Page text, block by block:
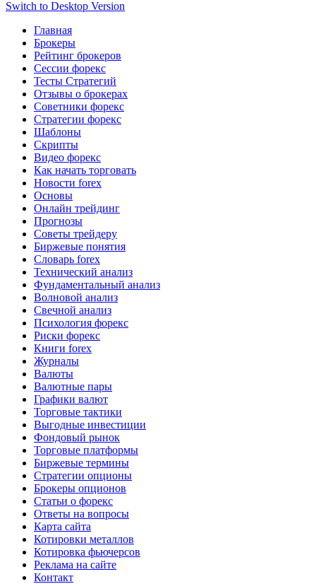
Switch to Desktop Version
Главная
Брокеры
Рейтинг брокеров
Сессии форекс
Тесты Стратегий
Отзывы о брокерах
Советники форекс
Стратегии форекс
Шаблоны
Скрипты
Видео форекс
Как начать торговать
Новости forex
Основы
Онлайн трейдинг
Прогнозы
Советы трейдеру
Биржевые понятия
Словарь forex
Технический анализ
Фундаментальный анализ
Волновой анализ
Свечной анализ
Психология форекс
Риски форекс
Книги forex
Журналы
Валюты
Валютные пары
Графики валют
Торговые тактики
Выгодные инвестиции
Фондовый рынок
Торговые платформы
Биржевые термины
Стратегии опционы
Брокеры опционов
Статьи о форекс
Ответы на вопросы
Карта сайта
Котировки металлов
Котировка фьючерсов
Реклама на сайте
Контакт